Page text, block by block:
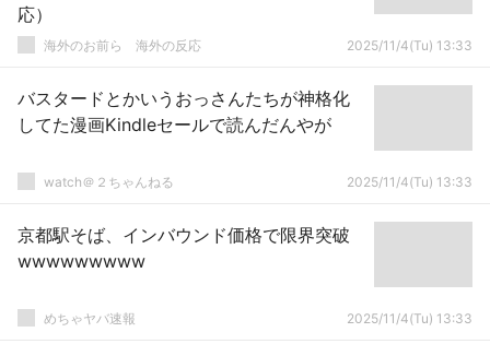
応）
海外のお前ら 海外の反応 2025/11/4(Tu) 13:33
バスタードとかいうおっさんたちが神格化
してた漫画Kindleセールで読んだんやが
watch＠２ちゃんねる 2025/11/4(Tu) 13:33
京都駅そば、インバウンド価格で限界突破
wwwwwwwww
めちゃヤバ速報 2025/11/4(Tu) 13:33